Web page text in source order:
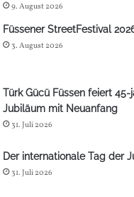
9. August 2026
Füssener StreetFestival
3. August 2026
Türk Gücü Füssen feiert 45-
Jubiläum mit Neuanfang
31. Juli 2026
Der internationale Tag der
31. Juli 2026